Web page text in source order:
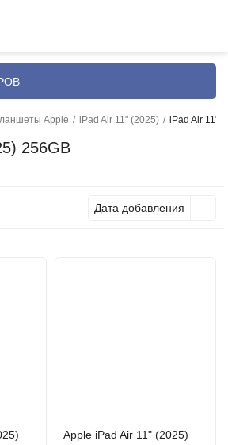
Apple / iPad Air 11" (2025) / iPad Air 11"
256GB
Дата добавления
Apple iPad Air 11" (2025)